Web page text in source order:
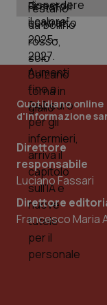
Quotidiano online
d'informazione
Direttore
responsabile
Luciano Fassari
Direttore
Francesco Maria